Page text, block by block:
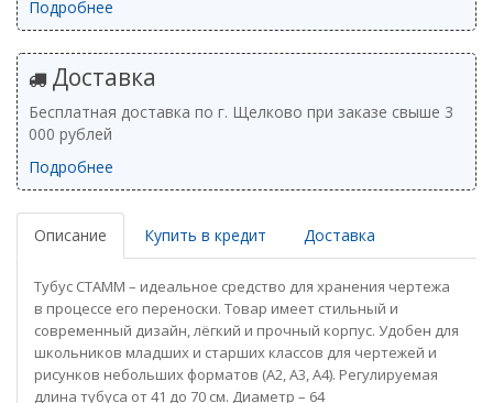
Подробнее
Доставка
Бесплатная доставка по г. Щелково при заказе свыше 3
000 рублей
Подробнее
Описание Купить в кредит Доставка
Тубус СТАММ – идеальное средство для хранения чертежа
в процессе его переноски. Товар имеет стильный и
современный дизайн, лёгкий и прочный корпус. Удобен для
школьников младших и старших классов для чертежей и
рисунков небольших форматов (А2, А3, А4). Регулируемая
длина тубуса от 41 до 70 см. Диаметр – 64